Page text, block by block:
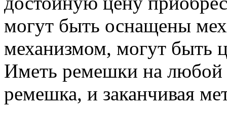
могут быть оснащены
механизмом, могут
Иметь ремешки на любой
ремешка, и заканчивая